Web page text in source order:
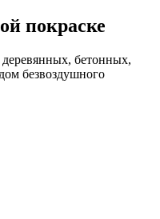
покраске
бетонных,
безвоздушного